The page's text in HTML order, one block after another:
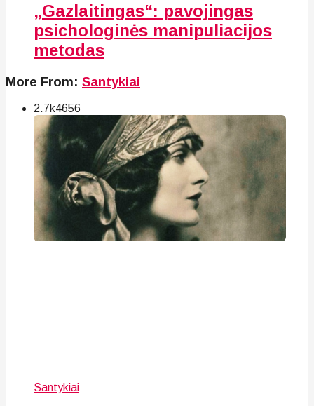
„Gazlaitingas“: pavojingas
psichologinės manipuliacijos
metodas
More From: Santykiai
2.7k4656
Santykiai